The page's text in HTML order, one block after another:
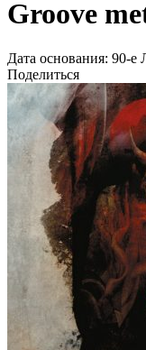
Groove
Дата основания: 90-е
Поделиться